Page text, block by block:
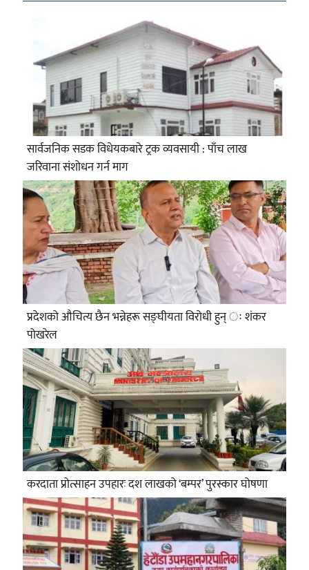
सार्वजनिक सडक विधेयकबारे ट्रक व्यवसायी : पाँच लाख
जरिवाना संशोधन गर्न माग
प्रदेशको औचित्य छैन भन्नेहरू सङ्घीयता विरोधी हुन् ः शंकर
पोखरेल
करदाता प्रोत्साहन उपहारः दश लाखको ‘बम्पर’ पुरस्कार घोषणा